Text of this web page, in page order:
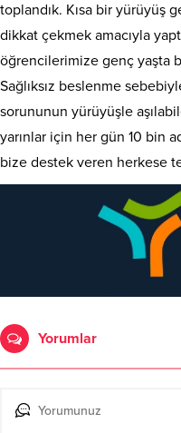
toplandık. Kısa bir yürüyüş
dikkat çekmek amacıyla
öğrencilerimize genç yaşta
Sağlıksız beslenme
sorununun yürüyüşle
yarınlar için her gün 10 bin
bize destek veren herkese
Yorumlar